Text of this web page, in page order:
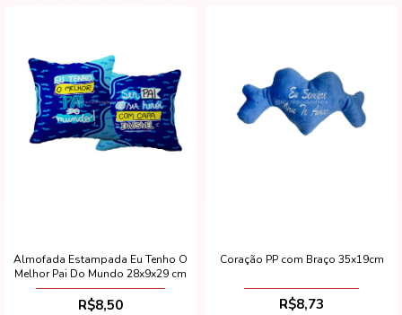
Almofada Estampada Eu Tenho O
Melhor Pai Do Mundo 28x9x29 cm
R$8,50
Coração PP com Braço 35x19cm
R$8,73